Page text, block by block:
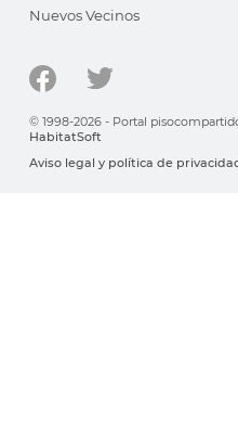
Nuevos Vecinos
© 1998-2026 - Portal
HabitatSoft
Aviso legal y política de